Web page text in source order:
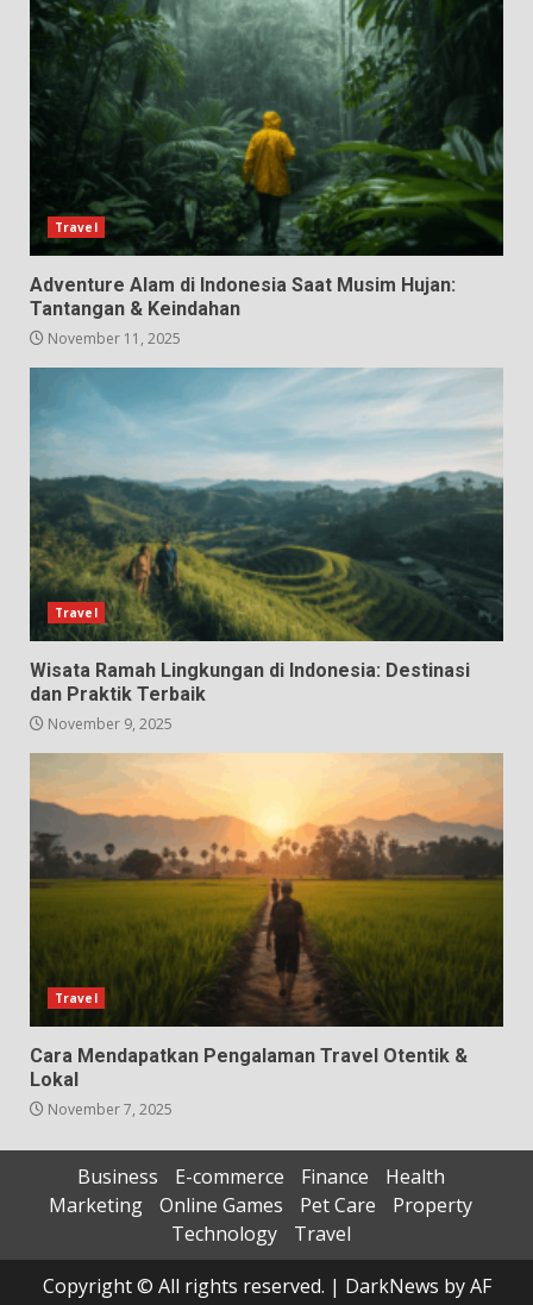
Travel
Adventure Alam di Indonesia Saat Musim Hujan:
Tantangan & Keindahan
November 11, 2025
Travel
Wisata Ramah Lingkungan di Indonesia: Destinasi
dan Praktik Terbaik
November 9, 2025
Travel
Cara Mendapatkan Pengalaman Travel Otentik &
Lokal
November 7, 2025
Business E-commerce Finance
Health
Marketing
Online Games Pet Care
Property
Technology
Travel
Copyright © All rights reserved. | DarkNews by AF